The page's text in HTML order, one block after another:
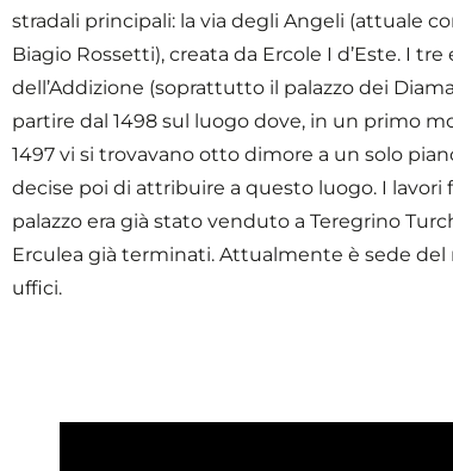
stradali principali: la via degli Angeli (attuale
Biagio Rossetti), creata da Ercole I d’Este. I
dell’Addizione (soprattutto il palazzo dei
partire dal 1498 sul luogo dove, in un primo
1497 vi si trovavano otto dimore a un solo
decise poi di attribuire a questo luogo. I
palazzo era già stato venduto a Teregrino
Erculea già terminati. Attualmente è sede del
uffici.